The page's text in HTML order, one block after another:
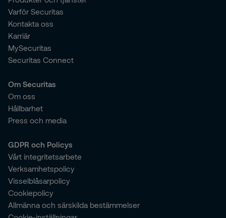
Varför Securitas
Kontakta oss
Karriär
MySecuritas
Securitas Connect
Om Securitas
Om oss
Hållbarhet
Press och media
GDPR och Policys
Vårt integritetsarbete
Verksamhetspolicy
Visselblåsarpolicy
Cookiepolicy
Allmänna och särskilda bestämmelser